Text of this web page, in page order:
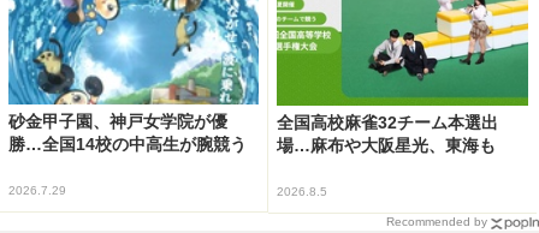
砂金甲子園、神戸女学院が優
勝…全国14校の中高生が腕競う
2026.7.29
全国高校麻雀32チーム本選出
場…麻布や大阪星光、東海も
2026.8.5
Recommended by